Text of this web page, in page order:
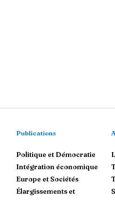
Publications
Politique et Démocratie
Intégration économique
Europe et Sociétés
Élargissements et